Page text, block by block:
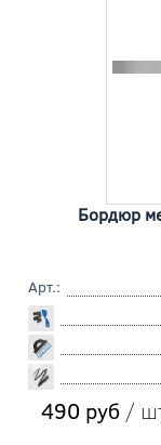
Бордюр
Арт.:
490 руб /